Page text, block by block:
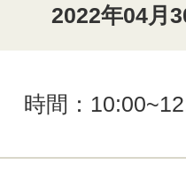
2022年04月
時間：